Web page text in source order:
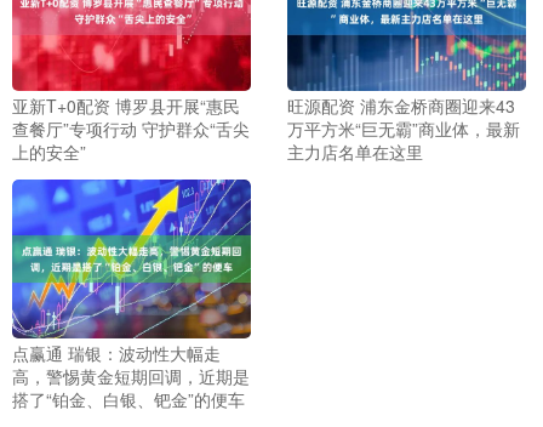
亚新T+0配资 博罗县开展“惠民
查餐厅”专项行动 守护群众“舌尖
上的安全”
旺源配资 浦东金桥商圈迎来43
万平方米“巨无霸”商业体，最新
主力店名单在这里
点赢通 瑞银：波动性大幅走
高，警惕黄金短期回调，近期是
搭了“铂金、白银、钯金”的便车